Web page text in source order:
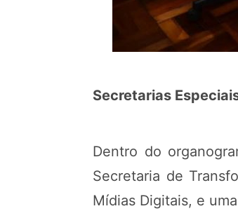
Secretarias
Dentro do
Secretaria de
Mídias Digitais, e